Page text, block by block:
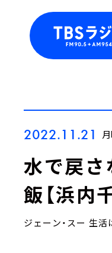
2022.11.21
水で戻さ
飯【浜内
ジェーン・スー 生活